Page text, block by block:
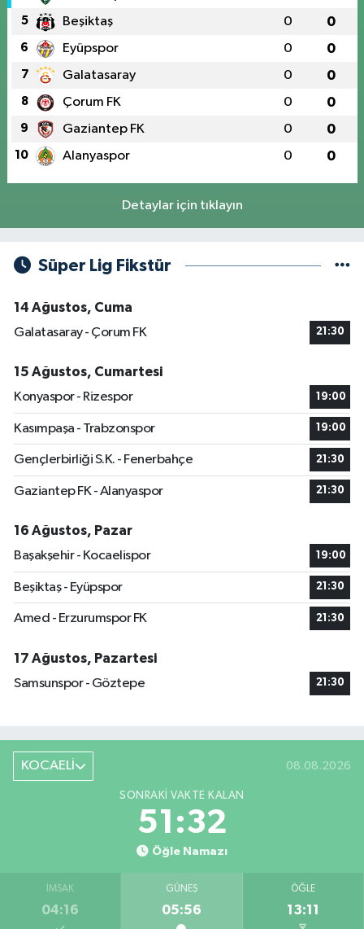
5 Beşiktaş 0 0
6 Eyüpspor 0 0
7 Galatasaray 0 0
8 Çorum FK 0 0
9 Gaziantep FK 0 0
10 Alanyaspor 0 0
Detaylar için tıklayın
Süper Lig Fikstür
14 Ağustos, Cuma
Galatasaray - Çorum FK
21:30
15 Ağustos, Cumartesi
Konyaspor - Rizespor
19:00
Kasımpaşa - Trabzonspor 19:00
Gençlerbirliği S.K. - Fenerbahçe 21:30
Gaziantep FK - Alanyaspor 21:30
16 Ağustos, Pazar
Başakşehir - Kocaelispor
19:00
Beşiktaş - Eyüpspor 21:30
Amed - Erzurumspor FK 21:30
17 Ağustos, Pazartesi
Samsunspor - Göztepe
21:30
KOCAELİ 08.08.2026
SONRAKI VAKTE KALAN
51:31
Öğle Namazı
İMSAK
04:16
GÜNEŞ
05:56
ÖĞLE
13:11